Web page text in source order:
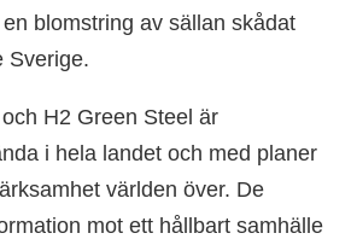
blomstring av sällan skådat
Sverige.
H2 Green Steel är
i hela landet och med planer
världen över. De
mot ett hållbart samhälle